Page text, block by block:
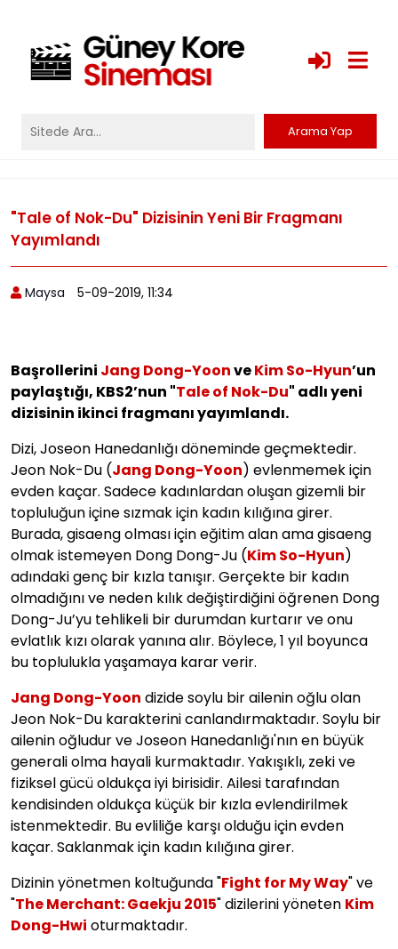
"Tale of Nok-Du" Dizisinin Yeni Bir Fragmanı
Yayımlandı
Maysa 5-09-2019, 11:34
Başrollerini Jang Dong-YoonveKim So-Hyun’un
paylaştığı, KBS2’nun "Tale of Nok-Du" adlı yeni
dizisinin ikinci fragmanı yayımlandı.
Dizi, Joseon Hanedanlığı döneminde geçmektedir.
Jeon Nok-Du (Jang Dong-Yoon) evlenmemek için
evden kaçar. Sadece kadınlardan oluşan gizemli bir
topluluğun içine sızmak için kadın kılığına girer.
Burada, gisaeng olması için eğitim alan ama gisaeng
olmak istemeyen Dong Dong-Ju (Kim So-Hyun)
adındaki genç bir kızla tanışır. Gerçekte bir kadın
olmadığını ve neden kılık değiştirdiğini öğrenen Dong
Dong-Ju’yu tehlikeli bir durumdan kurtarır ve onu
evlatlık kızı olarak yanına alır. Böylece, 1 yıl boyunca
bu toplulukla yaşamaya karar verir.
Jang Dong-Yoon dizide soylu bir ailenin oğlu olan
Jeon Nok-Du karakterini canlandırmaktadır. Soylu bir
ailenin oğludur ve Joseon Hanedanlığı'nın en büyük
generali olma hayali kurmaktadır. Yakışıklı, zeki ve
fiziksel gücü oldukça iyi birisidir. Ailesi tarafından
kendisinden oldukça küçük bir kızla evlendirilmek
istenmektedir. Bu evliliğe karşı olduğu için evden
kaçar. Saklanmak için kadın kılığına girer.
Dizinin yönetmen koltuğunda "Fight for My Way" ve
"The Merchant: Gaekju 2015" dizilerini yöneten Kim
Dong-Hwi oturmaktadır.